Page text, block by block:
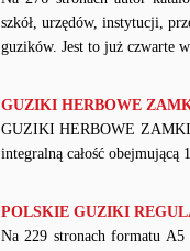
szkół, urzędów, instytucji,
guzików. Jest to już czwarte
GUZIKI HERBOWE
GUZIKI HERBOWE ZAMKI
integralną całość
POLSKIE GUZIKI
Na 229 stronach formatu